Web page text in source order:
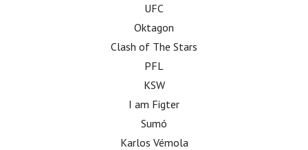
UFC
Oktagon
Clash of The Stars
PFL
KSW
I am Figter
Sumó
Karlos Vémola